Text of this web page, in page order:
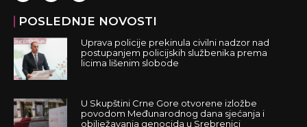
POSLEDNJE NOVOSTI
Uprava policije prekinula civilni nadzor nad
postupanjem policijskih službenika prema
licima lišenim slobode
U Skupštini Crne Gore otvorene izložbe
povodom Međunarodnog dana sjećanja i
obilježavanja genocida u Srebrenici